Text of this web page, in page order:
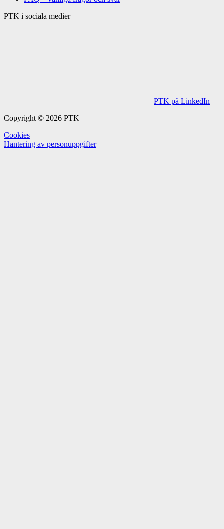
PTK i sociala medier
PTK på LinkedIn
Copyright © 2026 PTK
Cookies
Hantering av personuppgifter